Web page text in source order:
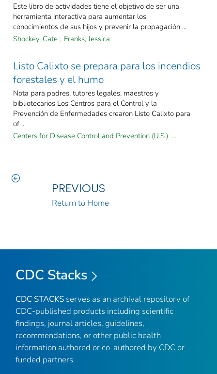
Este libro de actividades tiene el objetivo de ser una
herramienta interactiva para aumentar los
conocimientos de sus hijos y prevenir la propagación ...
Shockey, Cate ; Franks, Jessica
Listo Calixto se prepara para los incendios
forestales y el humo
Nota para padres, tutores legales, maestros y
bibliotecarios Los Centros para el Control y la
Prevención de Enfermedades crearon Listo Calixto para
of ...
Centers for Disease Control and Prevention (U.S.) ...
PREVIOUS
Return to Home
CDC Stacks
CDC STACKS serves as an archival repository of
CDC-published products including scientific
findings, journal articles, guidelines,
recommendations, or other public health
information authored or co-authored by CDC or
funded partners.